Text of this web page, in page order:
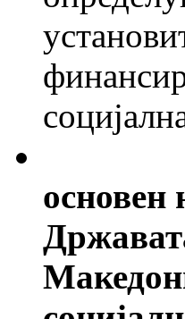
основен